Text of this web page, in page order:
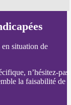
situation de
n’hésitez-pas
la faisabilité de